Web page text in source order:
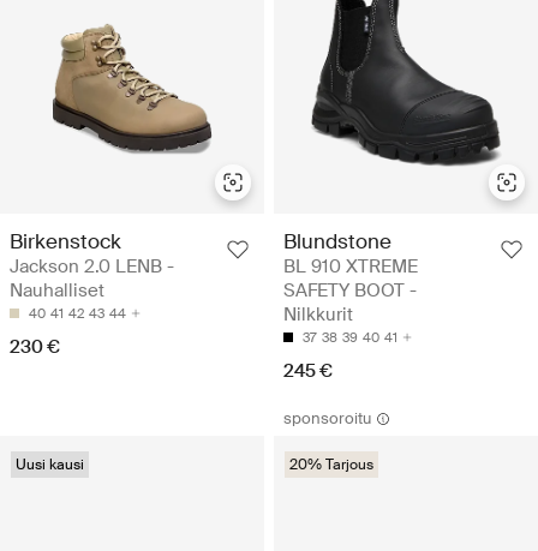
Birkenstock
Jackson 2.0 LENB -
Nauhalliset
40 41 42 43 44
230 €
Blundstone
BL 910 XTREME
SAFETY BOOT -
Nilkkurit
37 38 39 40 41
245 €
Uusi kausi
sponsoroitu
20% Tarjous